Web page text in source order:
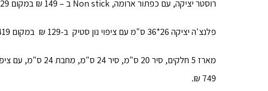
רוסטר יציקה, עם כפתור ארומה, Non stick ב – 149 ₪ במקום 529 ₪.
פלנצ'ה יציקה 26*36 ס"מ עם ציפוי נון סטיק ב-129 ₪ במקום 419 ₪.
749 ₪.